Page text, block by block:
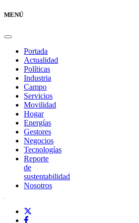
MENÚ
Portada
Actualidad
Políticas
Industria
Campo
Servicios
Movilidad
Hogar
Energías
Gestores
Negocios
Tecnologías
Reporte
de
sustentabilidad
Nosotros